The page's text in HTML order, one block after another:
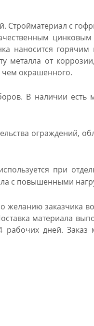
с
наносится
металла от
чем окрашенного.
В наличии есть
ограждений,
при
с повышенными
желанию заказчика
материала
рабочих дней.